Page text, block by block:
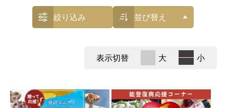
絞り込み 並び替え
表示切替 大 小